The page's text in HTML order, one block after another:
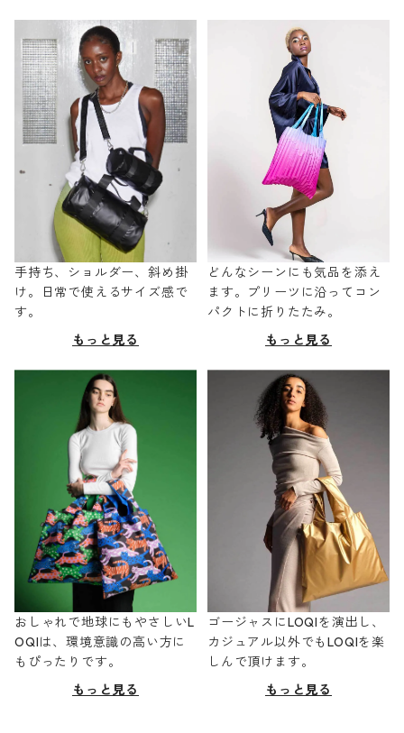
手持ち、ショルダー、斜め掛
け。日常で使えるサイズ感で
す。
もっと見る
どんなシーンにも気品を添え
ます。プリーツに沿ってコン
パクトに折りたたみ。
もっと見る
おしゃれで地球にもやさしいL
OQIは、環境意識の高い方に
もぴったりです。
もっと見る
ゴージャスにLOQIを演出し、
カジュアル以外でもLOQIを楽
しんで頂けます。
もっと見る